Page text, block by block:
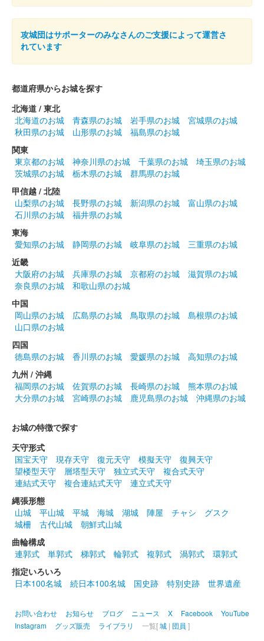
販売終了
200枚限定
膳城 御城印
長野剛氏の武田勝頼イラストを使用した御城印。100枚限定。
膳城 御城印 令和4年 秋版
膳城 御城印 春限定版
200枚限定
膳城 御城印 春限定版 武田勝頼
200枚限定
膳城 御城印
膳城 御城印 武田勝頼版
膳城 御城印
前橋城御城印セットの第3弾。6月1日からオンライン販売、7月
25日から現地販売でいずれも300セット限定。
膳城 御城印 令和八年版
2026年6月13、14日に開催された群馬戦国御城印サミット2026
膳城 御城印 令和八年夏限定版
攻城団はサポーターのみなさんのご支援によって運営さ
れています
都道府県からお城を探す
北海道 / 東北
北海道のお城
青森県のお城 岩手県のお城
宮城県のお城
秋田県のお城
山形県のお城
福島県のお城
関東
東京都のお城
神奈川県のお城 千葉県のお城
埼玉県のお城
茨城県のお城
栃木県のお城
群馬県のお城
甲信越 / 北陸
山梨県のお城
長野県のお城 新潟県のお城
富山県のお城
石川県のお城
福井県のお城
東海
愛知県のお城
静岡県のお城 岐阜県のお城
三重県のお城
近畿
大阪府のお城
兵庫県のお城 京都府のお城
滋賀県のお城
奈良県のお城
和歌山県のお城
中国
岡山県のお城
広島県のお城 鳥取県のお城
島根県のお城
山口県のお城
四国
徳島県のお城
香川県のお城 愛媛県のお城
高知県のお城
九州 / 沖縄
福岡県のお城
佐賀県のお城 長崎県のお城
熊本県のお城
大分県のお城
宮崎県のお城 鹿児島県のお城 沖縄県のお城
お城の特徴で探す
天守形式
国宝天守
現存天守 復元天守 模擬天守
復興天守
望楼型天守
層塔型天守 独立式天守
複合式天守
連結式天守
複合連結式天守
連立式天守
縄張形態
山城
平山城 平城 海城 湖城 陣屋 チャシ
グスク
城柵
古代山城
朝鮮式山城
曲輪構成
連郭式
単郭式 梯郭式 輪郭式 複郭式 渦郭式
環郭式
指定いろいろ
日本100名城
続日本100名城 国史跡 特別史跡 世界遺産
お問い合わせ お知らせ ブログ ニュース X Facebook
YouTube
Instagram
グッズ販売 ライブラリ 一覧[城 | 団員 ]